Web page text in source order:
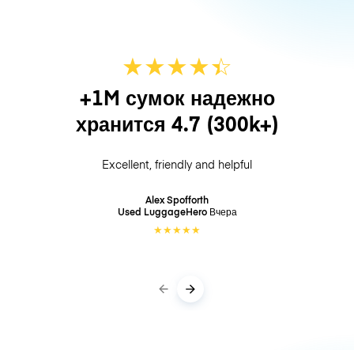
★★★★☆
★
+1M сумок надежно
хранится 4.7 (300k+)
Excellent, friendly and helpful
Alex Spofforth
Used LuggageHero Вчера
★★★★★